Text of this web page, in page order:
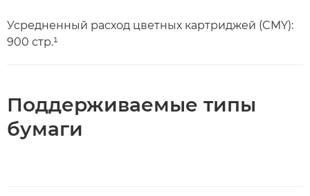
Усредненный расход цветных картриджей (CMY):
900 стр.¹
Поддерживаемые типы
бумаги